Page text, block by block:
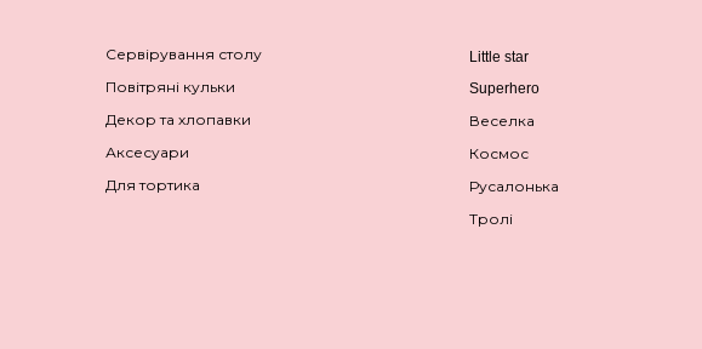
Сервірування столу
Повітряні кульки
Декор та хлопавки
Аксесуари
Для тортика
Little star
Superhero
Веселка
Космос
Русалонька
Тролі